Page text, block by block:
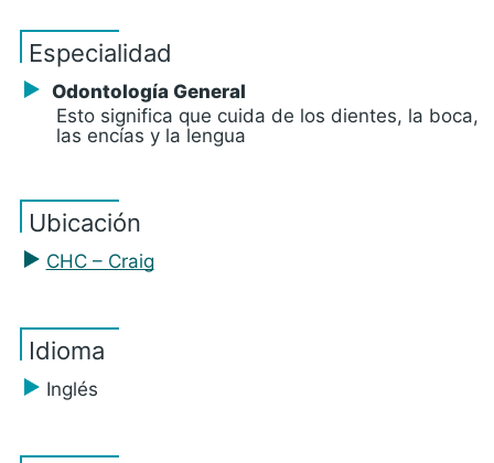
Especialidad
Odontología General
Esto significa que cuida de los dientes, la boca,
las encías y la lengua
Ubicación
CHC – Craig
Idioma
Inglés